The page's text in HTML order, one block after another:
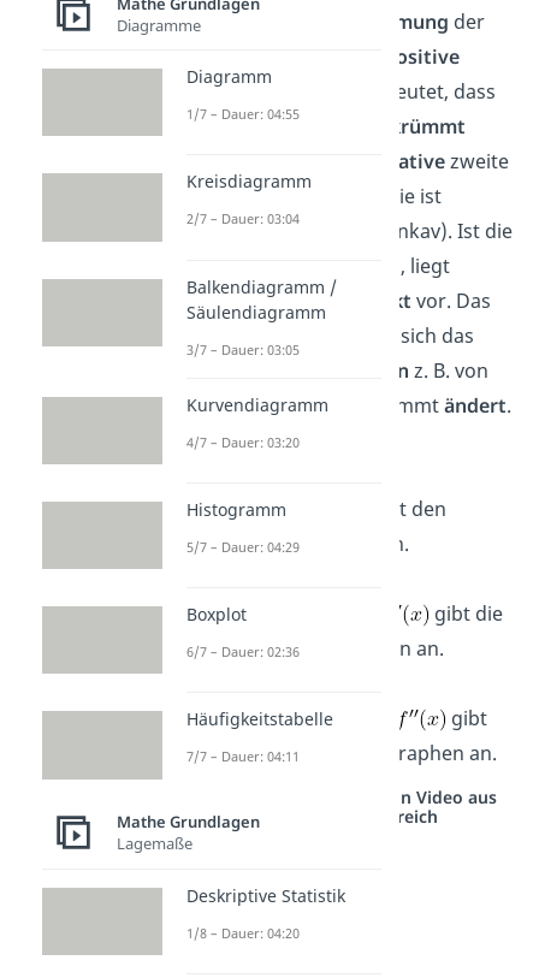
beschreibt die Krümmung der
positive
zweite Ableitung bedeutet, dass
die Funktion
linksgekrümmt
negativezweite
Ableitung bedeutet, sie ist
rechtsgekrümmt
(konkav). Ist die
, liegt
meist einWendepunkt vor. Das
ist ein Punkt, an dem sich das
Krümmungsverhalten z. B. von
links- zu rechtsgekrümmtändert.
Zusammenfassung
Die Funktion
gibt den
Funktionsgraphen
an.
Die erste Ableitung
gibt die
Steigungdes Graphen an.
Die zweite Ableitung
gibt
dieKrümmung des Graphen an.
Studyflix vernetzt: Hier ein Video aus
einem anderen Bereich
Diagramme
Diagramm
1/7 – Dauer: 04:55
Kreisdiagramm
2/7 – Dauer: 03:04
Balkendiagramm /
Säulendiagramm
3/7 – Dauer: 03:05
Kurvendiagramm
4/7 – Dauer: 03:20
Histogramm
5/7 – Dauer: 04:29
Boxplot
6/7 – Dauer: 02:36
Häufigkeitstabelle
7/7 – Dauer: 04:11
Mathe Grundlagen
Lagemaße
Deskriptive Statistik
1/8 – Dauer: 04:20